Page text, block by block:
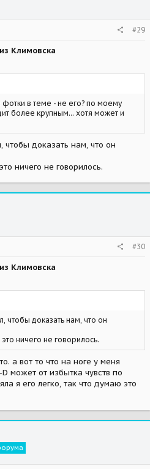
#29
Климовска
в теме - не его? по моему
более крупным... хотя может и
чтобы доказать нам, что он
ничего не говорилось.
#30
Климовска
чтобы доказать нам, что он
ничего не говорилось.
а вот то что на ноге у меня
может от избытка чувств по
я его легко, так что думаю это